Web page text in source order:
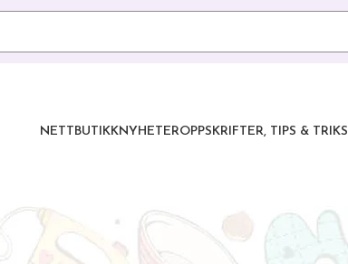
NETTBUTIKKNYHETEROPPSKRIFTER, TIPS & TRIKS